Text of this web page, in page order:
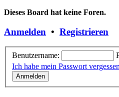
Dieses Board hat keine Foren.
Anmelden • Registrieren
Benutzername:
Ich habe mein Passwort vergessen